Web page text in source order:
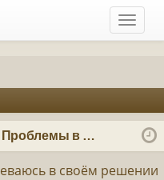
T
o
l
n
v
i
Проблемы в отношениях - психология отношений
в своём решении